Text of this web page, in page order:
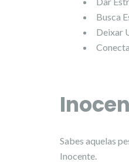
Busca
Deixar
Sabes aquelas
Inocente.